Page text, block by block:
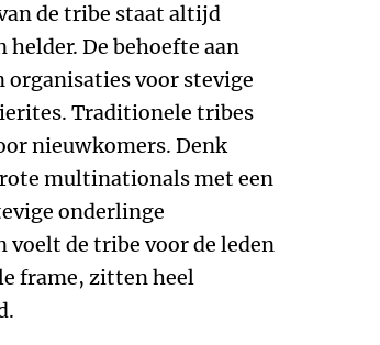
de tribe staat altijd
De behoefte aan
voor stevige
Traditionele tribes
nieuwkomers. Denk
multinationals met een
onderlinge
voelt de tribe voor de leden
frame, zitten heel